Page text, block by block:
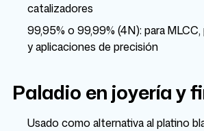
catalizadores
99,95% o 99,99% (4N): para
y aplicaciones de precisión
Paladio en joyería y
Usado como alternativa al platino